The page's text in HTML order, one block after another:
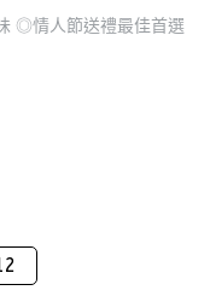
◎情人節送禮最佳首選